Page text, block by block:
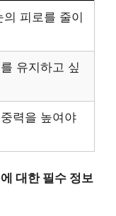
피로를 줄이
유지하고 싶
력을 높여야
대한 필수 정보